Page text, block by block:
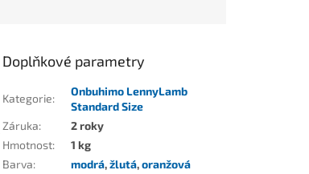
Doplňkové parametry
Kategorie:
Onbuhimo LennyLamb
Standard Size
Záruka:
2 roky
Hmotnost:
1 kg
Barva: modrá,žlutá,oranžová